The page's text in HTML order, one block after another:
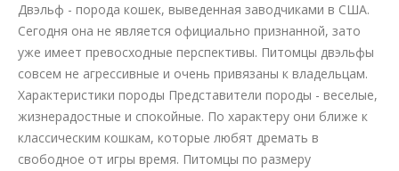
Двэльф - порода кошек, выведенная заводчиками в США.
Сегодня она не является официально признанной, зато
уже имеет превосходные перспективы. Питомцы двэльфы
совсем не агрессивные и очень привязаны к владельцам.
Характеристики породы Представители породы - веселые,
жизнерадостные и спокойные. По характеру они ближе к
классическим кошкам, которые любят дремать в
свободное от игры время. Питомцы по размеру